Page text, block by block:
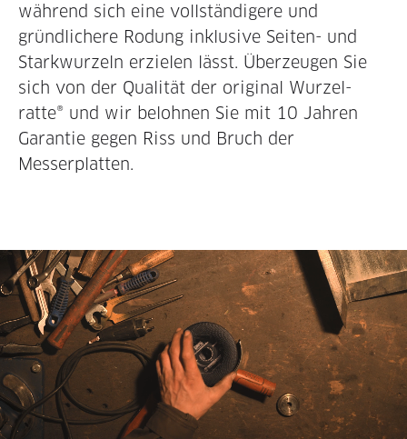
während sich eine vollständigere und
gründlichere Rodung inklusive Seiten- und
Starkwurzeln erzielen lässt. Überzeu­gen Sie
sich von der Qualität der original Wurzel­
ratte® und wir belohnen Sie mit 10 Jahren
Garantie gegen Riss und Bruch der
Messerplatten.